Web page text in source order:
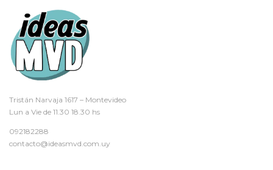
Tristán Narvaja 1617 – Montevideo
Lun a Vie de 11.30 18.30 hs
092182288
contacto@ideasmvd.com.uy